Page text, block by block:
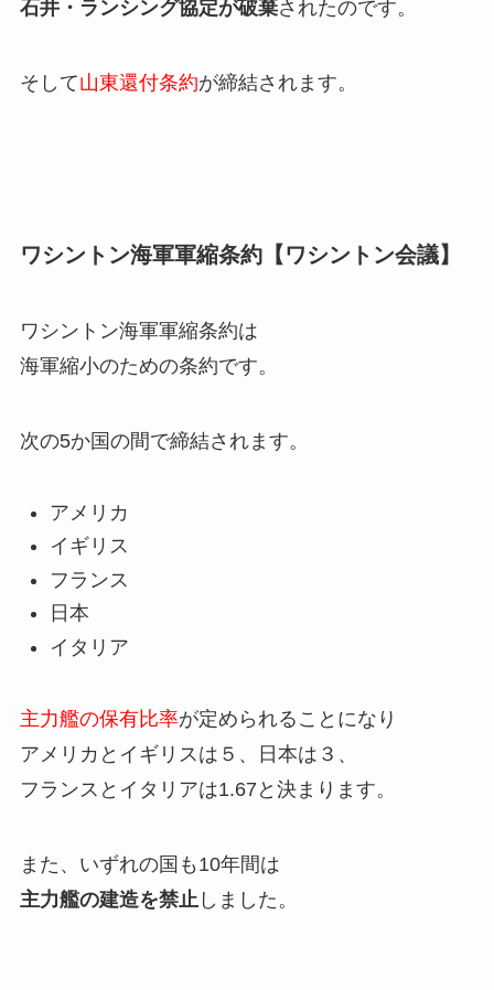
石井・ランシング協定が破棄されたのです。
そして山東還付条約が締結されます。
ワシントン海軍軍縮条約【ワシントン会議】
ワシントン海軍軍縮条約は
海軍縮小のための条約です。
次の5か国の間で締結されます。
アメリカ
イギリス
フランス
日本
イタリア
主力艦の保有比率が定められることになり
アメリカとイギリスは５、日本は３、
フランスとイタリアは1.67と決まります。
また、いずれの国も10年間は
主力艦の建造を禁止 しました。